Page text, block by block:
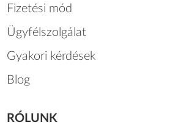
Fizetési mód
Ügyfélszolgálat
Gyakori kérdések
Blog
RÓLUNK